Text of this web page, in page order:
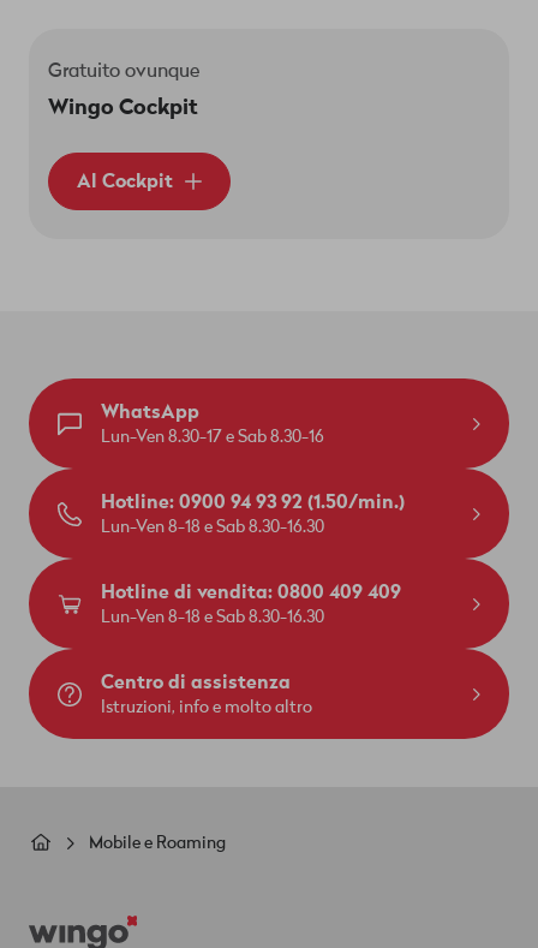
Gratuito ovunque
Wingo Cockpit
Al Cockpit
WhatsApp
Lun-Ven 8.30-17 e Sab 8.30-16
Hotline: 0900 94 93 92 (1.50/min.)
Lun-Ven 8-18 e Sab 8.30-16.30
Hotline di vendita: 0800 409 409
Lun-Ven 8-18 e Sab 8.30-16.30
Centro di assistenza
Istruzioni, info e molto altro
BricioleMobile e Roaming